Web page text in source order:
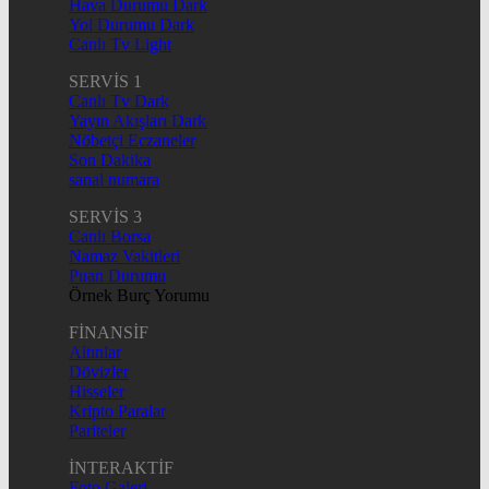
Hava Durumu Dark
Yol Durumu Dark
Canlı Tv Light
SERVİS 1
Canlı Tv Dark
Yayın Akışları Dark
Nöbetçi Eczaneler
Son Dakika
sanal numara
SERVİS 3
Canlı Borsa
Namaz Vakitleri
Puan Durumu
Örnek Burç Yorumu
FİNANSİF
Altınlar
Dövizler
Hisseler
Kripto Paralar
Pariteler
İNTERAKTİF